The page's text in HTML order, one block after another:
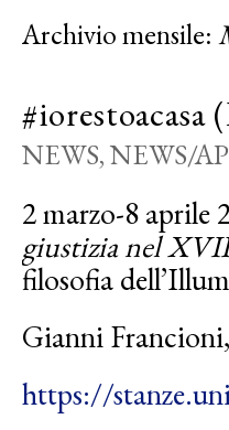
Archivio mensile:
#iorestoacasa
NEWS,NEWS/
2 marzo-8 aprile
giustizia nel
filosofia
Gianni Francioni,
https://